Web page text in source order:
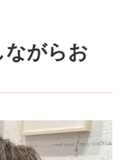
ながらお